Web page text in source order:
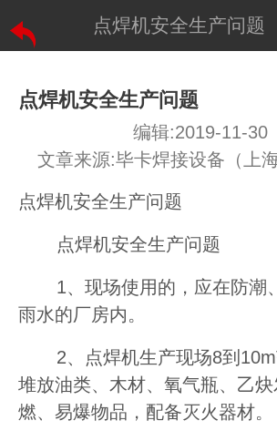
点焊机安全生产问题
点焊机安全生产问题
编辑:2019-11-30
文章来源:毕卡焊接设备（上
点焊机安全生产问题
点焊机安全生产问题
1、现场使用的，应在防潮
雨水的厂房内。
2、点焊机生产现场8到10m
堆放油类、木材、氧气瓶、乙
燃、易爆物品，配备灭火器材。